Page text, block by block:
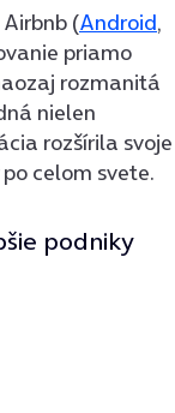
(Android,
priamo
rozmanitá
nielen
rozšírila svoje
celom svete.
podniky